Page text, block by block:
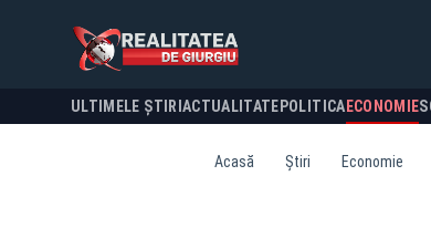
ULTIMELE ȘTIRI ACTUALITATE POLITICA ECONOMIE
Acasă Știri Economie